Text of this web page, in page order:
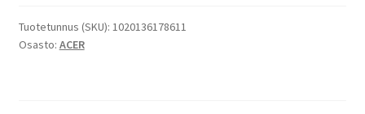
polttimo
ja
Tuotetunnus (SKU): 1020136178611
Osasto: ACER